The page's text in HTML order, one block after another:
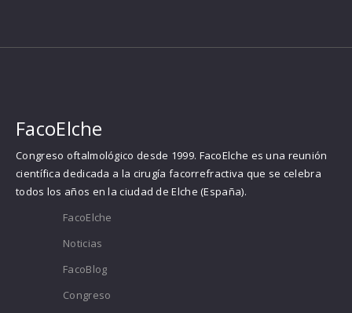
FacoElche
Congreso oftalmológico desde 1999. FacoElche es una reunión
científica dedicada a la cirugía facorrefractiva que se celebra
todos los años en la ciudad de Elche (España).
FacoElche
Noticias
FacoBlog
Congreso